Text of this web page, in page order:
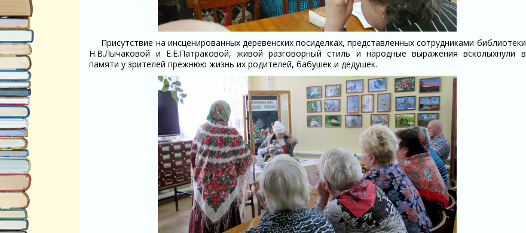
Присутствие на инсценированных деревенских посиделках, представленных сотрудниками библиотеки
Н.В.Лычаковой и Е.Е.Патраковой, живой разговорный стиль и народные выражения всколыхнули в
памяти у зрителей прежнюю жизнь их родителей, бабушек и дедушек.